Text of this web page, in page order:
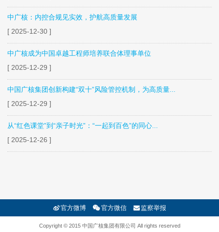
中广核：内控合规见实效，护航高质量发展
[ 2025-12-30 ]
中广核成为中国卓越工程师培养联合体理事单位
[ 2025-12-29 ]
中国广核集团创新构建“双十”风险管控机制，为高质量...
[ 2025-12-29 ]
从“红色课堂”到“亲子时光”：“一起到百色”的同心...
[ 2025-12-26 ]
官方微博 官方微信 监察举报
Copyright © 2015 中国广核集团有限公司 All rights reserved